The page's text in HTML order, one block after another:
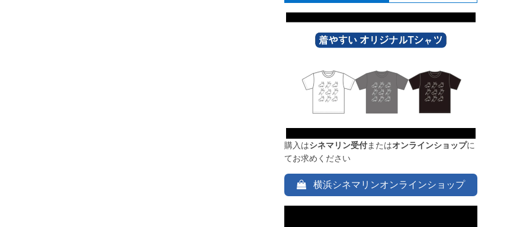
購入はシネマリン受付またはオンラインショップに
てお求めください
横浜シネマリンオンラインショップ